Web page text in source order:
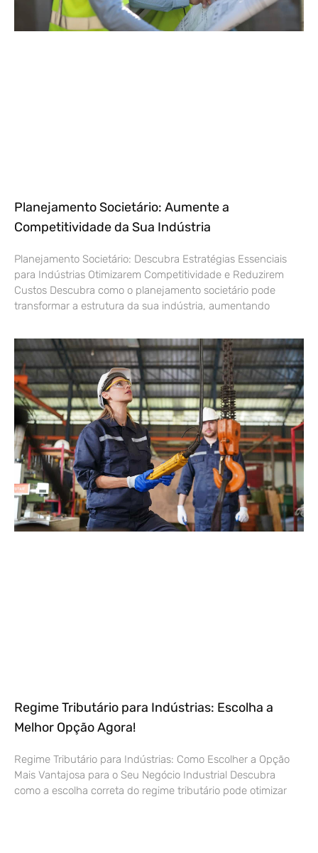
Planejamento Societário: Aumente a
Competitividade da Sua Indústria
Planejamento Societário: Descubra Estratégias Essenciais
para Indústrias Otimizarem Competitividade e Reduzirem
Custos Descubra como o planejamento societário pode
transformar a estrutura da sua indústria, aumentando
Regime Tributário para Indústrias: Escolha a
Melhor Opção Agora!
Regime Tributário para Indústrias: Como Escolher a Opção
Mais Vantajosa para o Seu Negócio Industrial Descubra
como a escolha correta do regime tributário pode otimizar